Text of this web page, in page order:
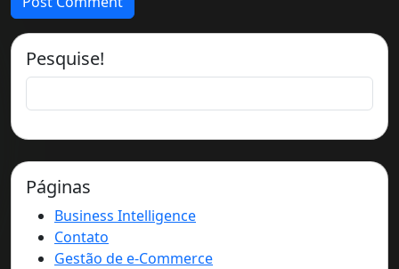
Pesquise!
Páginas
Business Intelligence
Contato
Gestão de e-Commerce